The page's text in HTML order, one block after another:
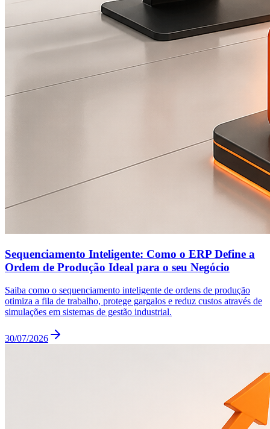
Sequenciamento Inteligente: Como o ERP Define a
Ordem de Produção Ideal para o seu Negócio
Saiba como o sequenciamento inteligente de ordens de produção
otimiza a fila de trabalho, protege gargalos e reduz custos através de
simulações em sistemas de gestão industrial.
30/07/2026